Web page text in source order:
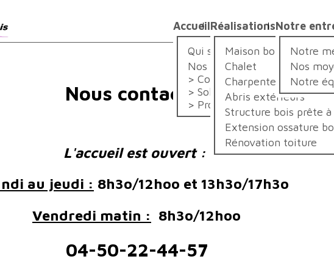
Accueil
Qui sommes-nous ?
Nos métiers
Construction
Solution
Promotion
Réalisations
Maison bois
Chalet
Charpente
Abris extérieurs
Structure bois prête à
Extension ossature
Rénovation toiture
Notre
Notre
Nos
Notre
Nous contacter
L'accueil est ouvert :
au jeudi : 8h3o/12hoo et 13h3o/17h3o
Vendredi matin : 8h3o/12hoo
04-50-22-44-57